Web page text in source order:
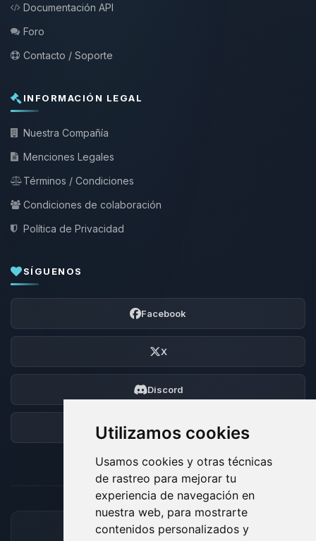
Utilizamos cookies
Usamos cookies y otras técnicas
de rastreo para mejorar tu
experiencia de navegación en
nuestra web, para mostrarte
contenidos personalizados y
Documentación API
Foro
Contacto / Soporte
INFORMACIÓN LEGAL
Nuestra Compañía
Menciones Legales
Términos / Condiciones
Condiciones de colaboración
Política de Privacidad
SÍGUENOS
Facebook
X
Discord
Foro
MÉTODOS DE PAGO ACEPTADOS